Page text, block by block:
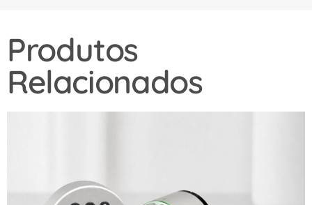
Produtos
Relacionados